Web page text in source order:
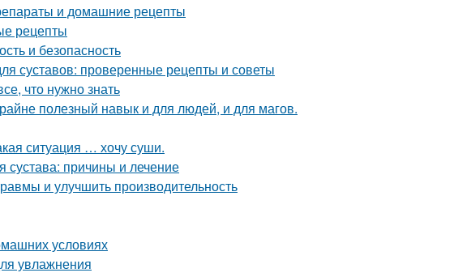
и домашние рецепты
рецепты
и безопасность
суставов: проверенные рецепты и советы
что нужно знать
полезный навык и для людей, и для магов.
ситуация … хочу суши.
причины и лечение
и улучшить производительность
условиях
увлажнения